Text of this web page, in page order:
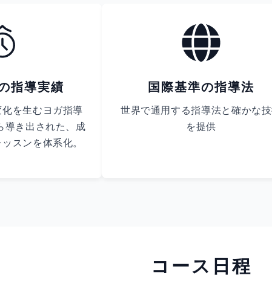
指導実績
を生むヨガ指導
導き出された、成
スンを体系化。
国際基準の指導法
世界で通用する指導法と確かな
を提供
コース日程